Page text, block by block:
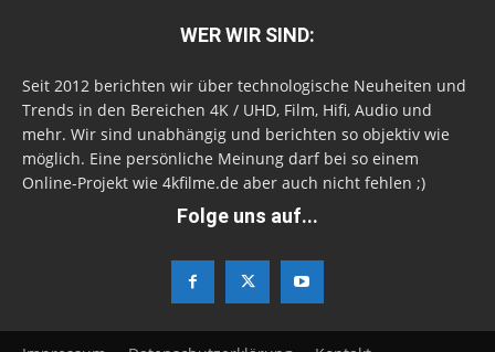
WER WIR SIND:
Seit 2012 berichten wir über technologische Neuheiten und
Trends in den Bereichen 4K / UHD, Film, Hifi, Audio und
mehr. Wir sind unabhängig und berichten so objektiv wie
möglich. Eine persönliche Meinung darf bei so einem
Online-Projekt wie 4kfilme.de aber auch nicht fehlen ;)
Folge uns auf...